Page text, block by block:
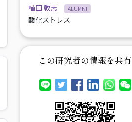
植田 敦志
ALUMNI
酸化ストレス
この研究者の情報を共有